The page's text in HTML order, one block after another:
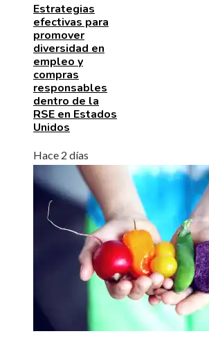
Estrategias
efectivas para
promover
diversidad en
empleo y
compras
responsables
dentro de la
RSE en Estados
Unidos
Hace 2 días